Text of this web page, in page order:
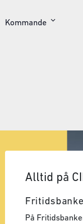
Kommande
Alltid på
På